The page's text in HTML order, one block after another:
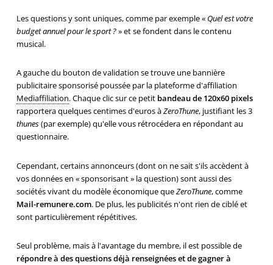
Les questions y sont uniques, comme par exemple « Quel est votre
budget annuel pour le sport ?» et se fondent dans le contenu
musical.
A gauche du bouton de validation se trouve une bannière
publicitaire sponsorisé poussée par la plateforme d'affiliation
Mediaffiliation. Chaque clic sur ce petit bandeau de 120x60 pixels
rapportera quelques centimes d'euros àZeroThune, justifiant les 3
thunes(par exemple) qu'elle vous rétrocédera en répondant au
questionnaire.
Cependant, certains annonceurs (dont on ne sait s'ils accèdent à
vos données en « sponsorisant » la question) sont aussi des
sociétés vivant du modèle économique queZeroThune, comme
Mail-remunere.com. De plus, les publicités n'ont rien de ciblé et
sont particulièrement répétitives.
Seul problème, mais à l'avantage du membre, il est possible de
répondre à des questions déjà renseignées et de gagner à